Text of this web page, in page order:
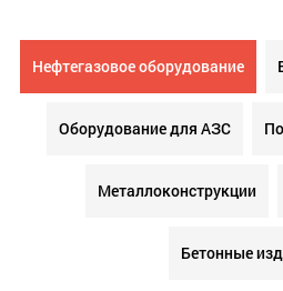
Нефтегазовое оборудование
Оборудование для АЗС
Металлоконструкции
Бетонные